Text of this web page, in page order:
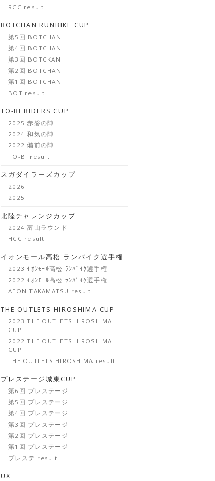
RCC result
BOTCHAN RUNBIKE CUP
第5回 BOTCHAN
第4回 BOTCHAN
第3回 BOTCKAN
第2回 BOTCHAN
第1回 BOTCHAN
BOT result
TO-BI RIDERS CUP
2025 赤磐の陣
2024 和気の陣
2022 備前の陣
TO-BI result
スガダイラーズカップ
2026
2025
北陸チャレンジカップ
2024 富山ラウンド
HCC result
イオンモール高松 ランバイク選手権
2023 ｲｵﾝﾓｰﾙ高松 ﾗﾝﾊﾞｲｸ選手権
2022 ｲｵﾝﾓｰﾙ高松 ﾗﾝﾊﾞｲｸ選手権
AEON TAKAMATSU result
THE OUTLETS HIROSHIMA CUP
2023 THE OUTLETS HIROSHIMA
CUP
2022 THE OUTLETS HIROSHIMA
CUP
THE OUTLETS HIROSHIMA result
プレステージ城東CUP
第6回 プレステージ
第5回 プレステージ
第4回 プレステージ
第3回 プレステージ
第2回 プレステージ
第1回 プレステージ
プレステ result
UX